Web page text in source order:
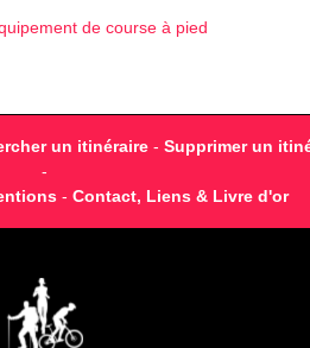
un itinéraire - Supprimer un
-
- Contact, Liens & Livre d'or